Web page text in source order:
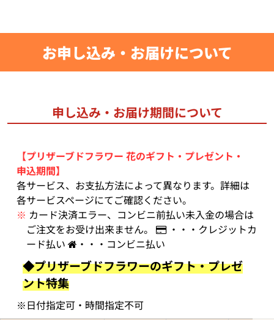
お申し込み・お届けについて
申し込み・お届け期間について
【プリザーブドフラワー 花のギフト・プレゼント・
申込期間】
各サービス、お支払方法によって異なります。詳細は
各サービスページにてご確認ください。
※ カード決済エラー、コンビニ前払い未入金の場合は
ご注文をお受け出来ません。
・・・クレジットカ
ード払い
・・・コンビニ払い
◆プリザーブドフラワーのギフト・プレゼ
ント特集
※日付指定可・時間指定不可